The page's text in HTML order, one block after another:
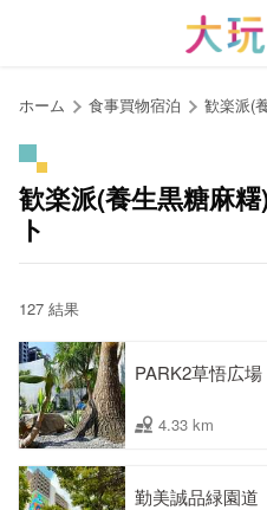
ホーム 食事買物宿泊 歓楽派(
歓楽派(養生黒糖麻
ト
127 結果
PARK2草悟広場
4.33 km
勤美誠品緑園道